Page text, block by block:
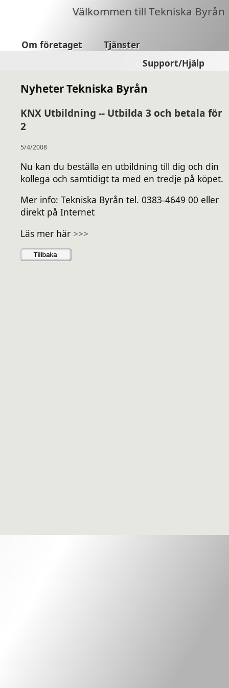
Välkommen till Tekniska Byrån
Om företaget
Tjänster
Support/Hjälp
Nyheter Tekniska Byrån
KNX Utbildning -- Utbilda 3 och betala för
2
5/4/2008
Nu kan du beställa en utbildning till dig och din
kollega och samtidigt ta med en tredje på köpet.
Mer info: Tekniska Byrån tel. 0383-4649 00 eller
direkt på Internet
Läs mer här >>>